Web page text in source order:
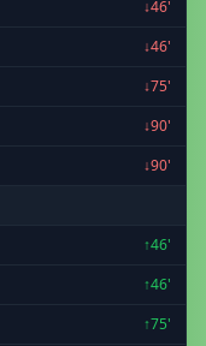
↓46'
↓46'
↓75'
↓90'
↓90'
↑46'
↑46'
↑75'